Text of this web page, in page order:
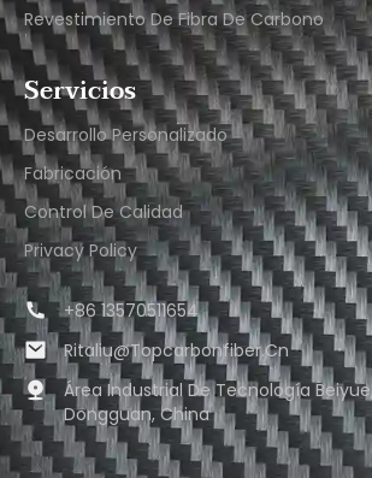
Revestimiento De Fibra De Carbono
Servicios
Desarrollo Personalizado
Fabricación
Control De Calidad
Privacy Policy
+86 13570511654
Ritaliu@topcarbonfiber.cn
Área Industrial De Tecnología
Dongguan, China